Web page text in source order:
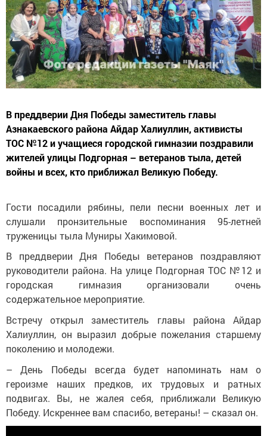
В преддверии Дня Победы заместитель главы
Азнакаевского района Айдар Халиуллин, активисты
ТОС №12 и учащиеся городской гимназии поздравили
жителей улицы Подгорная – ветеранов тыла, детей
войны и всех, кто приближал Великую Победу.
Гости посадили рябины, пели песни военных лет и
слушали пронзительные воспоминания 95-летней
труженицы тыла Муниры Хакимовой.
В преддверии Дня Победы ветеранов поздравляют
руководители района. На улице Подгорная ТОС №12 и
городская гимназия организовали очень
содержательное мероприятие.
Встречу открыл заместитель главы района Айдар
Халиуллин, он выразил добрые пожелания старшему
поколению и молодежи.
– День Победы всегда будет напоминать нам о
героизме наших предков, их трудовых и ратных
подвигах. Вы, не жалея себя, приближали Великую
Победу. Искреннее вам спасибо, ветераны! – сказал он.